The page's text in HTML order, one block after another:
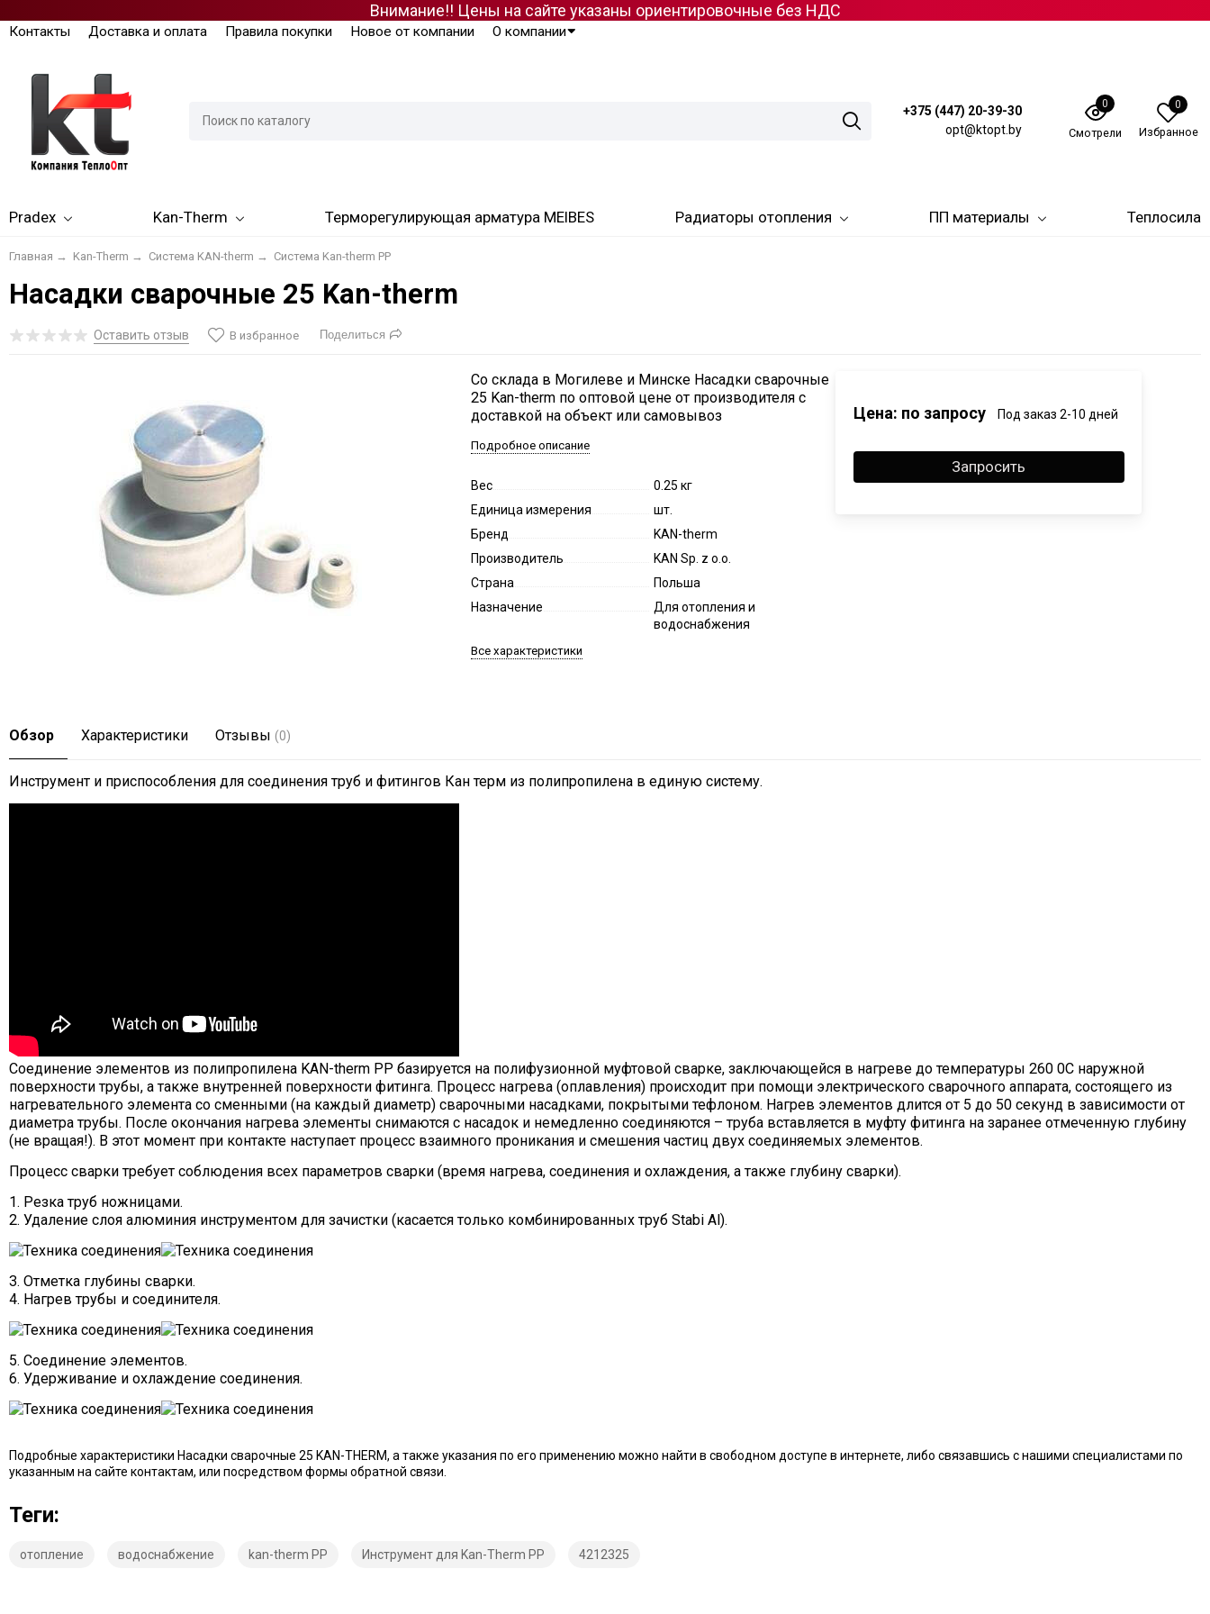
Внимание!! Цены на сайте указаны ориентировочные без НДС
Контакты Доставка и оплата Правила покупки Новое от компании О компании
+375 (447) 20-39-30
opt@ktopt.by
0
Смотрели
0
Избранное
Pradex Kan-Therm Терморегулирующая арматура MEIBES Радиаторы отопления ПП материалы Теплосила
Главная → Kan-Therm → Система KAN-therm → Система Kan-therm PP
Насадки сварочные 25 Kan-therm
Оставить отзыв В избранное Поделиться
Со склада в Могилеве и Минске Насадки сварочные
25 Kan-therm по оптовой цене от производителя с
доставкой на объект или самовывоз
Подробное описание
Вес
0.25 кг
Единица измерения
шт.
Бренд
KAN-therm
Производитель
KAN Sp. z o.o.
Страна
Польша
Назначение
Для отопления и
водоснабжения
Все характеристики
Цена: по запросу Под заказ 2-10 дней
Запросить
Обзор Характеристики Отзывы (0)
Инструмент и приспособления для соединения труб и фитингов Кан терм из полипропилена в единую систему.
Соединение элементов из полипропилена KAN-therm PP базируется на полифузионной муфтовой сварке, заключающейся в нагреве до температуры 260 0C наружной
поверхности трубы, а также внутренней поверхности фитинга. Процесс нагрева (оплавления) происходит при помощи электрического сварочного аппарата, состоящего из
нагревательного элемента со сменными (на каждый диаметр) сварочными насадками, покрытыми тефлоном. Нагрев элементов длится от 5 до 50 секунд в зависимости от
диаметра трубы. После окончания нагрева элементы снимаются с насадок и немедленно соединяются – труба вставляется в муфту фитинга на заранее отмеченную глубину
(не вращая!). В этот момент при контакте наступает процесс взаимного проникания и смешения частиц двух соединяемых элементов.
Процесс сварки требует соблюдения всех параметров сварки (время нагрева, соединения и охлаждения, а также глубину сварки).
1. Резка труб ножницами.
2. Удаление слоя алюминия инструментом для зачистки (касается только комбинированных труб Stabi Al).
3. Отметка глубины сварки.
4. Нагрев трубы и соединителя.
5. Соединение элементов.
6. Удерживание и охлаждение соединения.
Подробные характеристики Насадки сварочные 25 KAN-THERM, а также указания по его применению можно найти в свободном доступе в интернете, либо связавшись с нашими специалистами по
указанным на сайте контактам, или посредством формы обратной связи.
Теги:
отопление водоснабжение kan-therm PP Инструмент для Kan-Therm PP 4212325